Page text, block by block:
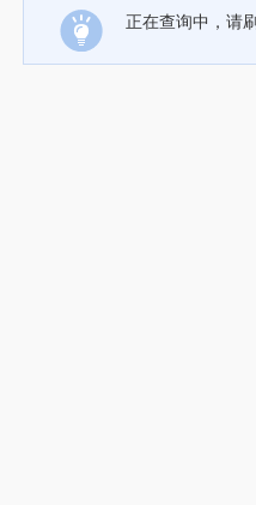
正在查询中，请